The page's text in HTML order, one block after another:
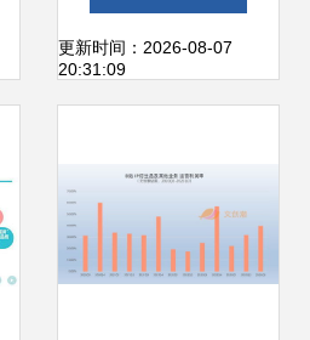
更新时间：2026-08-07
20:31:09